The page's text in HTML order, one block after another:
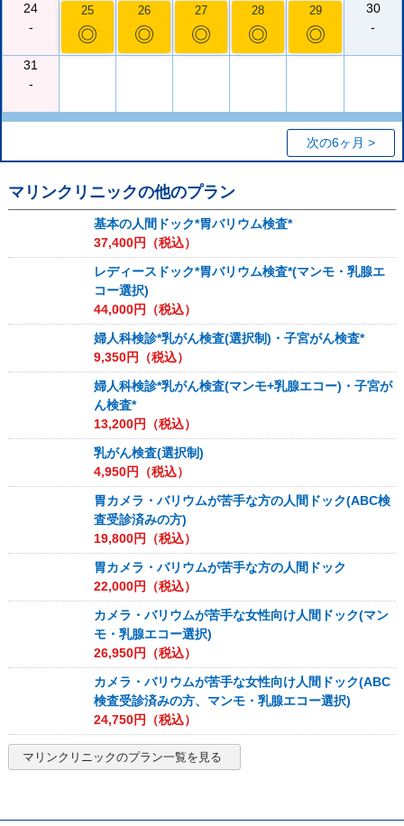
24
-
25
◎
26
◎
27
◎
28
◎
29
◎
30
-
31
-
次の6ヶ月 >
マリンクリニックの他のプラン
基本の人間ドック*胃バリウム検査*
37,400円（税込）
レディースドック*胃バリウム検査*(マンモ・乳腺エ
コー選択)
44,000円（税込）
婦人科検診*乳がん検査(選択制)・子宮がん検査*
9,350円（税込）
婦人科検診*乳がん検査(マンモ+乳腺エコー)・子宮が
ん検査*
13,200円（税込）
乳がん検査(選択制)
4,950円（税込）
胃カメラ・バリウムが苦手な方の人間ドック(ABC検
査受診済みの方)
19,800円（税込）
胃カメラ・バリウムが苦手な方の人間ドック
22,000円（税込）
カメラ・バリウムが苦手な女性向け人間ドック(マン
モ・乳腺エコー選択)
26,950円（税込）
カメラ・バリウムが苦手な女性向け人間ドック(ABC
検査受診済みの方、マンモ・乳腺エコー選択)
24,750円（税込）
マリンクリニックのプラン一覧を見る